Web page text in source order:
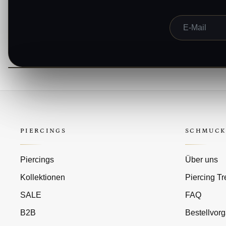
E-Mail
PIERCINGS
Piercings
Kollektionen
SALE
B2B
Über uns
Piercing
FAQ